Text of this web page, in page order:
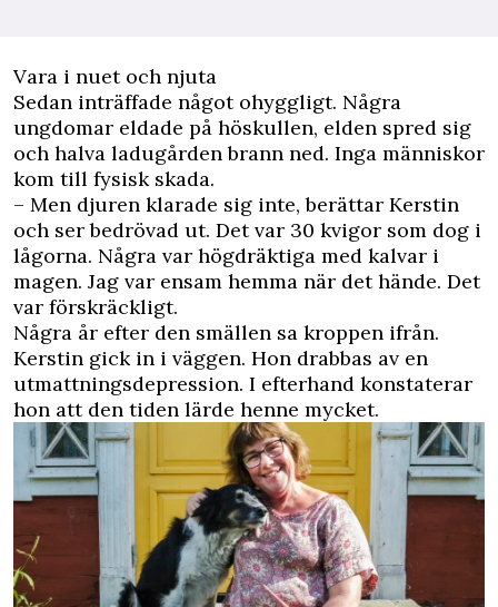
Vara i nuet och njuta
Sedan inträffade något ohyggligt. Några
ungdomar eldade på höskullen, elden spred sig
och halva ladugården brann ned. Inga människor
kom till fysisk skada.
– Men djuren klarade sig inte, berättar Kerstin
och ser bedrövad ut. Det var 30 kvigor som dog i
lågorna. Några var högdräktiga med kalvar i
magen. Jag var ensam hemma när det hände. Det
var förskräckligt.
Några år efter den smällen sa kroppen ifrån.
Kerstin gick in i väggen. Hon drabbas av en
utmattningsdepression. I efterhand konstaterar
hon att den tiden lärde henne mycket.